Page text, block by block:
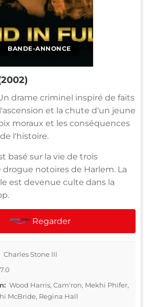
BANDE-ANNONCE
drame criminel inspiré de faits
et la chute d'un jeune
moraux et les conséquences
l'histoire.
basé sur la vie de trois
notoires de Harlem. La
est devenue culte dans la
Regarder
Charles Stone III
Wood Harris, Cam'ron, Mekhi Phifer,
McBride, Regina Hall